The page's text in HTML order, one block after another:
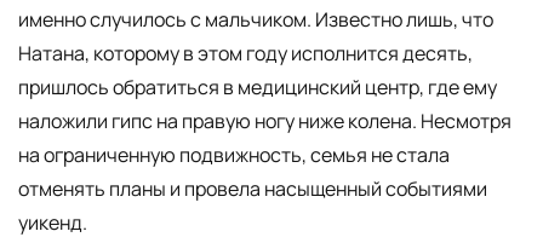
именно случилось с мальчиком. Известно лишь, что
Натана, которому в этом году исполнится десять,
пришлось обратиться в медицинский центр, где ему
наложили гипс на правую ногу ниже колена. Несмотря
на ограниченную подвижность, семья не стала
отменять планы и провела насыщенный событиями
уикенд.